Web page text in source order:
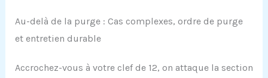
Au-delà de la purge : Cas complexes, ordre de purge
et entretien durable
Accrochez-vous à votre clef de 12, on attaque la section